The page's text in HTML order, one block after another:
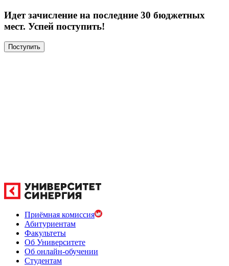
Идет зачисление на последние 30 бюджетных
мест. Успей поступить!
Поступить
Приёмная комиссия
Абитуриентам
Факультеты
Об Университете
Об онлайн-обучении
Студентам